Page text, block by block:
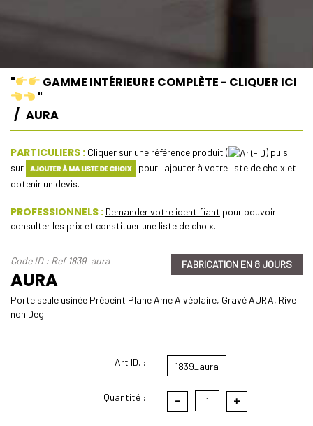
"
GAMME INTÉRIEURE COMPLÈTE - CLIQUER ICI
"
AURA
PARTICULIERS : Cliquer sur une référence produit (
) puis
sur
pour l'ajouter à votre liste de choix et
obtenir un devis.
PROFESSIONNELS : Demander votre identifiant pour pouvoir
consulter les prix et constituer une liste de choix.
Code ID : Ref 1839_aura
AURA
FABRICATION EN 8 JOURS
Porte seule usinée Prépeint Plane Ame Alvéolaire, Gravé AURA, Rive
non Deg.
Art ID. :
Quantité :
1839_aura
- 1 +